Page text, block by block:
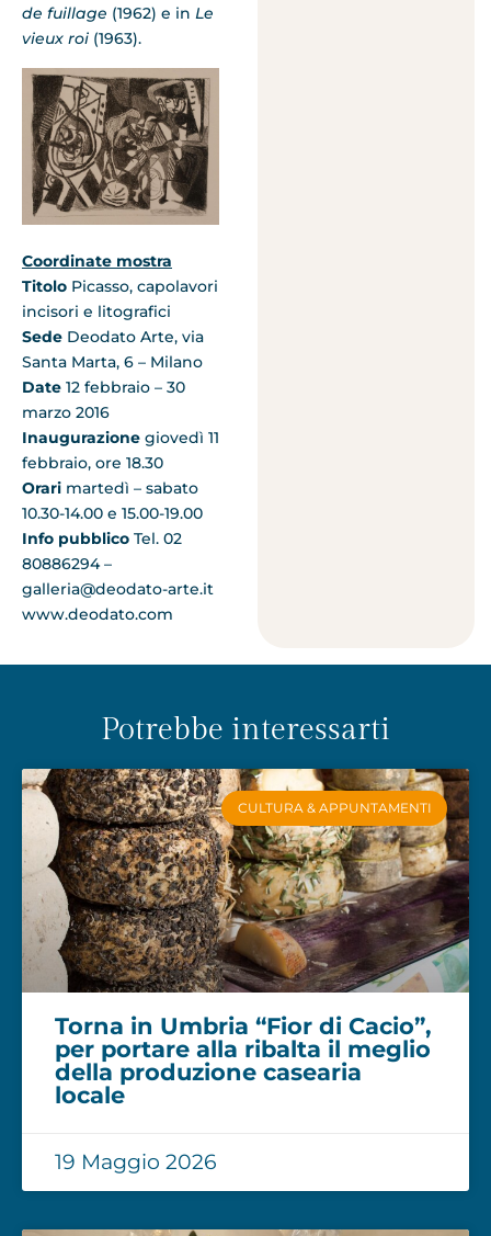
de fuillage (1962) e in Le
vieux roi (1963).
Coordinate mostra
Titolo Picasso, capolavori
incisori e litografici
Sede Deodato Arte, via
Santa Marta, 6 – Milano
Date 12 febbraio – 30
marzo 2016
Inaugurazione giovedì 11
febbraio, ore 18.30
Orari martedì – sabato
10.30-14.00 e 15.00-19.00
Info pubblico Tel. 02
80886294 –
galleria@deodato-arte.it
www.deodato.com
Potrebbe interessarti
CULTURA & APPUNTAMENTI
Torna in Umbria “Fior di Cacio”,
per portare alla ribalta il meglio
della produzione casearia
locale
19 Maggio 2026